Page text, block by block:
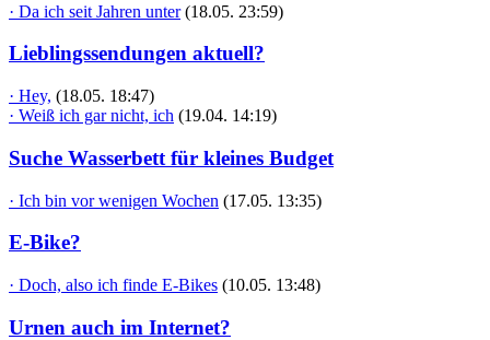
· Da ich seit Jahren unter (18.05. 23:59)
Lieblingssendungen aktuell?
· Hey, (18.05. 18:47)
· Weiß ich gar nicht, ich (19.04. 14:19)
Suche Wasserbett für kleines Budget
· Ich bin vor wenigen Wochen (17.05. 13:35)
E-Bike?
· Doch, also ich finde E-Bikes (10.05. 13:48)
Urnen auch im Internet?